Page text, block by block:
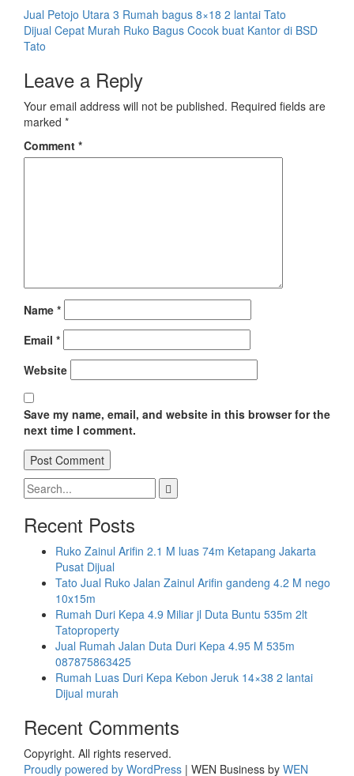
Post
navigation
Jual Petojo Utara 3 Rumah bagus 8×18 2 lantai Tato
Dijual Cepat Murah Ruko Bagus Cocok buat Kantor di BSD
Tato
Leave a Reply
Your email address will not be published. Required fields are
marked *
Comment *
Name *
Email *
Website
Save my name, email, and website in this browser for the
next time I comment.
Search
for:
Recent Posts
Ruko Zainul Arifin 2.1 M luas 74m Ketapang Jakarta
Pusat Dijual
Tato Jual Ruko Jalan Zainul Arifin gandeng 4.2 M nego
10x15m
Rumah Duri Kepa 4.9 Miliar jl Duta Buntu 535m 2lt
Tatoproperty
Jual Rumah Jalan Duta Duri Kepa 4.95 M 535m
087875863425
Rumah Luas Duri Kepa Kebon Jeruk 14×38 2 lantai
Dijual murah
Recent Comments
Copyright. All rights reserved.
Proudly powered by WordPress | WEN Business by WEN